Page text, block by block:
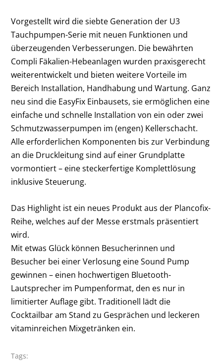
Vorgestellt wird die siebte Generation der U3
Tauchpumpen-Serie mit neuen Funktionen und
überzeugenden Verbesserungen. Die bewährten
Compli Fäkalien-Hebeanlagen wurden praxisgerecht
weiterentwickelt und bieten weitere Vorteile im
Bereich Installation, Handhabung und Wartung. Ganz
neu sind die EasyFix Einbausets, sie ermöglichen eine
einfache und schnelle Installation von ein oder zwei
Schmutzwasserpumpen im (engen) Kellerschacht.
Alle erforderlichen Komponenten bis zur Verbindung
an die Druckleitung sind auf einer Grundplatte
vormontiert – eine steckerfertige Komplettlösung
inklusive Steuerung.
Das Highlight ist ein neues Produkt aus der Plancofix-
Reihe, welches auf der Messe erstmals präsentiert
wird.
Mit etwas Glück können Besucherinnen und
Besucher bei einer Verlosung eine Sound Pump
gewinnen – einen hochwertigen Bluetooth-
Lautsprecher im Pumpenformat, den es nur in
limitierter Auflage gibt. Traditionell lädt die
Cocktailbar am Stand zu Gesprächen und leckeren
vitaminreichen Mixgetränken ein.
Tags: